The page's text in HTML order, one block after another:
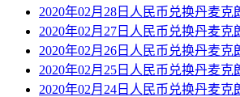
2020年02月28日人民币兑换丹麦克
2020年02月27日人民币兑换丹麦克
2020年02月26日人民币兑换丹麦克
2020年02月25日人民币兑换丹麦克
2020年02月24日人民币兑换丹麦克